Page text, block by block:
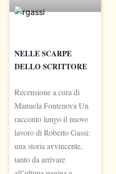
NELLE SCARPE
DELLO SCRITTORE
Recensione a cura di
Manuela Fontenova Un
racconto lungo il nuovo
lavoro di Roberto Gassi:
una storia avvincente,
tanto da arrivare